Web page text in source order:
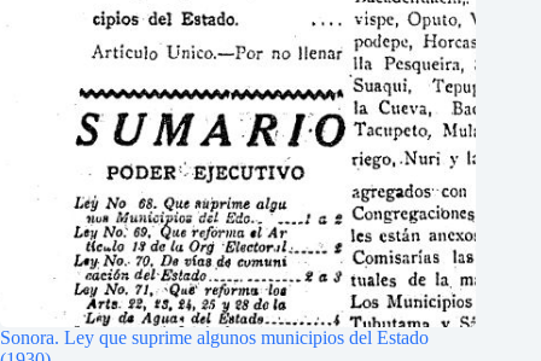
Sonora. Ley que suprime algunos municipios del Estado